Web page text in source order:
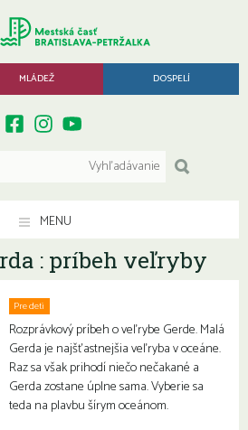
MLÁDEŽ DOSPELÍ
MENU
: príbeh veľryby
Pre deti
Rozprávkový príbeh o veľrybe Gerde. Malá
Gerda je najšťastnejšia veľryba v oceáne.
Raz sa však prihodí niečo nečakané a
Gerda zostane úplne sama. Vyberie sa
teda na plavbu šírym oceánom.